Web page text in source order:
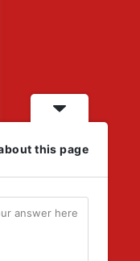
this page?